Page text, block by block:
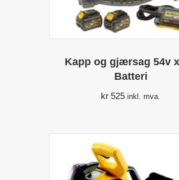
Kapp og gjærsag 54v
Batteri
kr 525 inkl. mva.